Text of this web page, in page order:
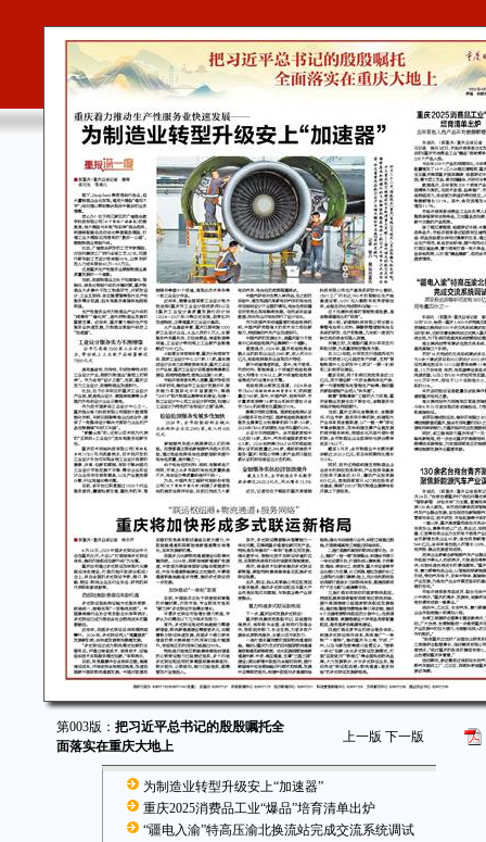
第003版： 把习近平总书记的殷殷嘱托全
面落实在重庆大地上
上一版 下一版
为制造业转型升级安上“加速器”
重庆2025消费品工业“爆品”培育清单出炉
“疆电入渝”特高压渝北换流站完成交流系统调试